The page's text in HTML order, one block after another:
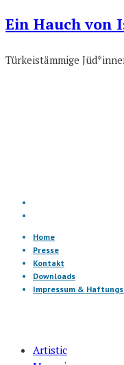
Ein Hauch von
Türkeistämmige
Home
Presse
Kontakt
Downloads
Impressum &
Artistic